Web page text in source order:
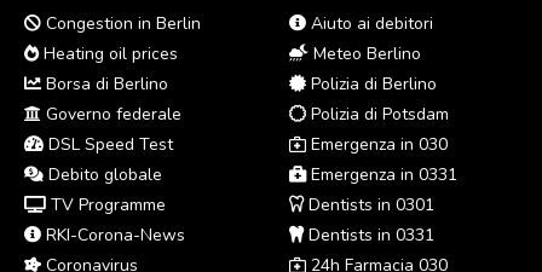
Congestion in Berlin
Heating oil prices
Borsa di Berlino
Governo federale
DSL Speed Test
Debito globale
TV Programme
RKI-Corona-News
Coronavirus
Aiuto ai debitori
Meteo Berlino
Polizia di Berlino
Polizia di Potsdam
Emergenza in 030
Emergenza in 0331
Dentists in 0301
Dentists in 0331
24h Farmacia 030